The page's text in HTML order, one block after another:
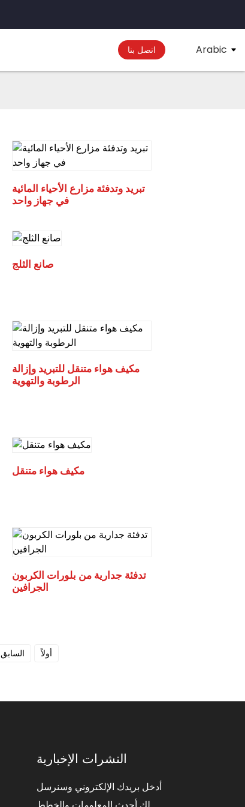
اتصل بنا Arabic
تبريد وتدفئة مزارع الأحياء المائية
في جهاز واحد
صانع الثلج
مكيف هواء متنقل للتبريد وإزالة
الرطوبة والتهوية
مكيف هواء متنقل
تدفئة جدارية من بلورات الكربون
الجرافين
أولاً السابق
النشرات الإخبارية
أدخل بريدك الإلكتروني وسنرسل